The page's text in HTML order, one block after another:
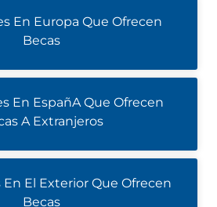
En Europa Que Ofrecen
Becas
En EspañA Que Ofrecen
A Extranjeros
El Exterior Que Ofrecen
Becas